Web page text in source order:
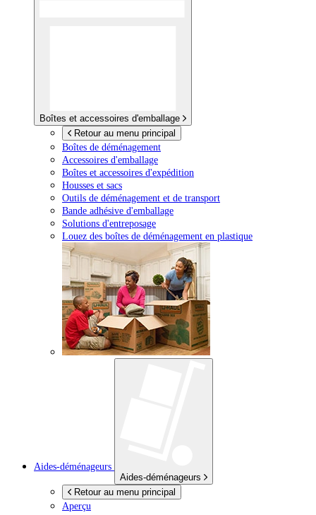
Boîtes et accessoires d'emballage
Retour au menu principal
Boîtes de déménagement
Accessoires d'emballage
Boîtes et accessoires d'expédition
Housses et sacs
Outils de déménagement et de transport
Bande adhésive d'emballage
Solutions d'entreposage
Louez des boîtes de déménagement en plastique
Aides-déménageurs
Aides-déménageurs
Retour au menu principal
Aperçu